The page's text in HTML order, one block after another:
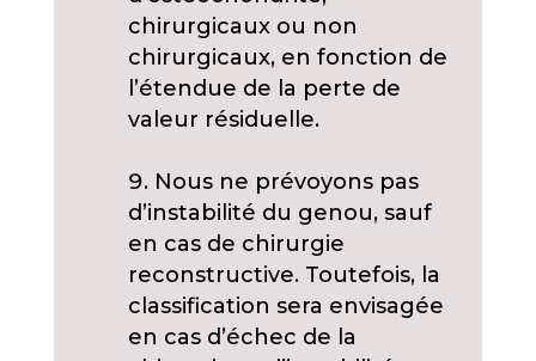
chirurgicaux ou non
chirurgicaux, en fonction de
l’étendue de la perte de
valeur résiduelle.
Nous ne prévoyons pas
d’instabilité du genou, sauf
en cas de chirurgie
reconstructive. Toutefois, la
classification sera envisagée
en cas d’échec de la